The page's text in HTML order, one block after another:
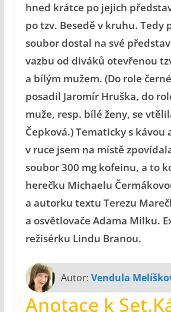
hned krátce po jejich
po tzv. Besedě v kruhu. Tedy
soubor dostal na své
vazbu od diváků otevřenou
a bílým mužem. (Do role
posadil Jaromír Hruška, do
muže, resp. bílé ženy, se
Čepková.) Tematicky s
v ruce jsem na místě
soubor 300 mg kofeinu, a to
herečku Michaelu
a autorku textu Terezu
a osvětlovače Adama Milku.
režisérku Lindu Branou.
Autor: Vendula
Anotace k